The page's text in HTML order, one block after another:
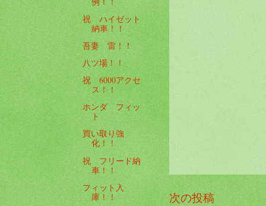
次の投稿
祝 ハイゼット
納車！！
吾妻 雷！！
八ツ場！！
祝 6000アクセ
ス！！
ホンダ フィッ
ト
買い取り強
化！！
祝 フリード納
車！！
フィット入
庫！！